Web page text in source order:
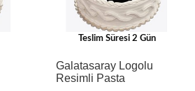
Teslim Süresi 2 Gün
Galatasaray Logolu
Resimli Pasta